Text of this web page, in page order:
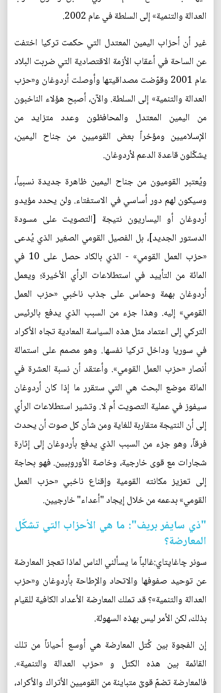
العدالة والتنمية» إلى السلطة في عام 2002.
غير أن أحزاب اليمين المعتدل التي حكمت تركيا اختفت
عن الساحة في أعقاب الأزمة الاقتصادية التي ضربت البلاد
عام 2001 وقوّضت مصداقيتها وأوصلت أردوغان و«حزب
العدالة والتنمية» إلى السلطة. والآن، أصبح هؤلاء الناخبون
من اليمين المعتدل والمحافظون وعدد متزايد من
الإسلاميين ومؤخراً بعض القوميين من جناح اليمين،
يشكّلون قاعدة الدعم لأردوغان.
ويُعتبر القوميون من جناح اليمين ظاهرة جديدة نسبياً،
وسيكون لهم دور أساسي في الاستفتاء. ولن يحدد مؤيدو
أردوغان أو اليساريون نتيجة [التصويت على مسودة
الدستور الجديد]، بل الفصيل القومي الصغير الذي يُدعى
«حزب العمل القومي» - الذي بالكاد حصل على 10 في
المائة من التأييد في استطلاعات الرأي الأخيرة؛ ويعمل
أردوغان بهمة وحماس على جذب ناخبي «حزب العمل
القومي» إليه. وهذا جزء من السبب الذي يدفع بالرئيس
التركي إلى اعتماد مثل هذه السياسة المعادية تجاه الأكراد
في سوريا وداخل تركيا نفسها. وهو مصمم على استمالة
أنصار «حزب العمل القومي». وأعتقد أن نسبة العشرة في
المائة موضع البحث هي التي ستقرر ما إذا كان أردوغان
سيفوز في عملية التصويت أم لا. وتشير استطلاعات الرأي
إلى أن النتيجة متقاربة للغاية ومن شأن كل صوت أن يحدث
فرقاً، وهو جزء من السبب الذي يدفع بأردوغان إلى إثارة
شجارات مع قوى خارجية، وخاصة الأوروبيين. فهو بحاجة
إلى تعزيز مكانته القومية وإقناع ناخبي «حزب العمل
القومي» بدعمه من خلال إيجاد "أعداء" خارجيين.
"ذي سايفر بريف": ما هي الأحزاب التي تشكّل
المعارضة؟
سونر چاغاپتاي:غالباً ما يسألني الناس لماذا تعجز المعارضة
عن توحيد صفوفها والاتحاد والإطاحة بأردوغان و«حزب
العدالة والتنمية»؟ قد تملك المعارضة الأعداد الكافية للقيام
بذلك، لكن الأمر ليس بهذه السهولة.
إن الفجوة بين كُتل المعارضة هي أوسع أحياناً من تلك
القائمة بين هذه الكتل و «حزب العدالة والتنمية».
فالمعارضة تضمّ قوىً متباينة من القوميين الأتراك والأكراد،